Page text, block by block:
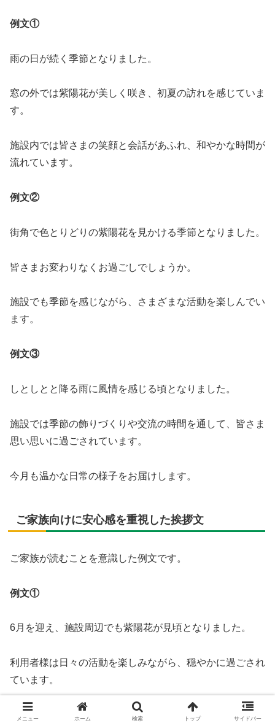
例文①
雨の日が続く季節となりました。
窓の外では紫陽花が美しく咲き、初夏の訪れを感じていま
す。
施設内では皆さまの笑顔と会話があふれ、和やかな時間が
流れています。
例文②
街角で色とりどりの紫陽花を見かける季節となりました。
皆さまお変わりなくお過ごしでしょうか。
施設でも季節を感じながら、さまざまな活動を楽しんでい
ます。
例文③
しとしとと降る雨に風情を感じる頃となりました。
施設では季節の飾りづくりや交流の時間を通して、皆さま
思い思いに過ごされています。
今月も温かな日常の様子をお届けします。
ご家族向けに安心感を重視した挨拶文
ご家族が読むことを意識した例文です。
例文①
6月を迎え、施設周辺でも紫陽花が見頃となりました。
利用者様は日々の活動を楽しみながら、穏やかに過ごされ
ています。
今後も皆さまに安心していただけるよう、丁寧な支援に努
メニュー ホーム 検索 トップ サイドバー